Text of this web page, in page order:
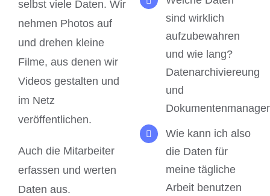
selbst viele Daten. Wir
nehmen Photos auf
und drehen kleine
Filme, aus denen wir
Videos gestalten und
im Netz
veröffentlichen.
Auch die Mitarbeiter
erfassen und werten
Daten aus.
sind wirklich
aufzubewahren
und wie lang?
Datenarchiviereung
und
Wie kann ich also
die Daten für
meine tägliche
Arbeit benutzen